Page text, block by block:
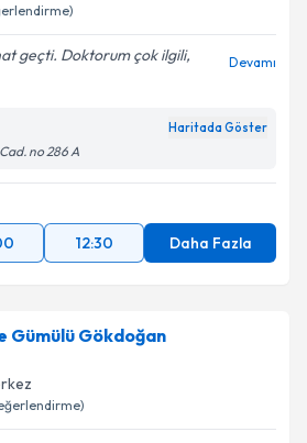
geçti. Doktorum çok ilgili,
Devamı
Haritada Göster
no 286 A
12:30 Daha Fazla
Gümülü Gökdoğan